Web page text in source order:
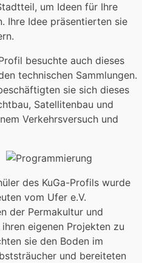
um Ideen für Ihre
Ihre Idee präsentierten sie
besuchte auch dieses
technischen Sammlungen.
sie sich dieses
Satellitenbau und
Verkehrsversuch und
des KuGa-Profils wurde
vom Ufer e.V.
der Permakultur und
eigenen Projekten zu
sie den Boden im
und bereiteten